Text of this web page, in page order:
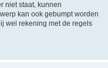
niet staat, kunnen
kan ook gebumpt worden
wel rekening met de regels